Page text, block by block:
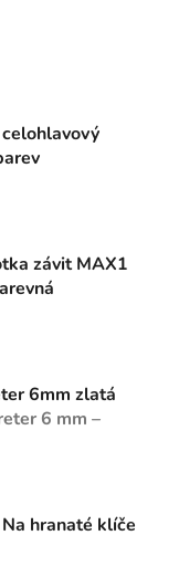
závit MAX1
6mm zlatá
6 mm –
hranaté klíče